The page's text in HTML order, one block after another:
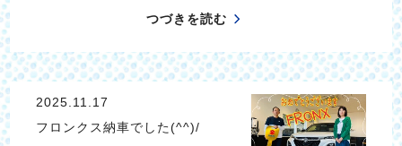
つづきを読む
2025.11.17
フロンクス納車でした(^^)/